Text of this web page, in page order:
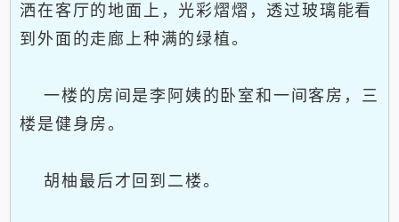
洒在客厅的地面上，光彩熠熠，透过玻璃能看
到外面的走廊上种满的绿植。
一楼的房间是李阿姨的卧室和一间客房，三
楼是健身房。
胡柚最后才回到二楼。